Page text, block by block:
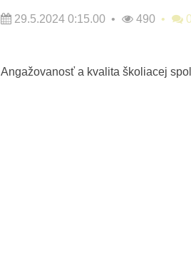
29.5.2024 0:15.00 490 0
Angažovanosť a kvalita školiacej